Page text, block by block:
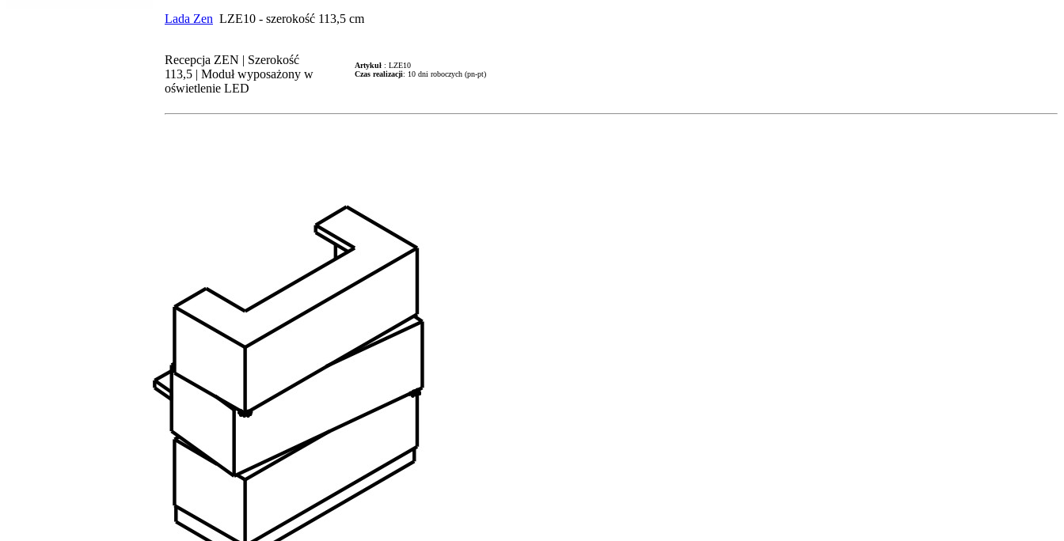
Lada Zen LZE10 - szerokość 113,5 cm
Recepcja ZEN | Szerokość
113,5 | Moduł wyposażony w
oświetlenie LED
Artykuł : LZE10
Czas realizacji: 10 dni roboczych (pn-pt)